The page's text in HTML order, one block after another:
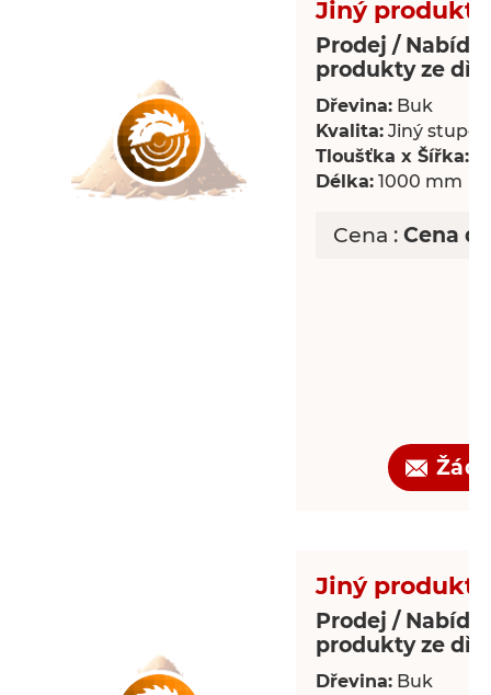
Jiný produkt
Prodej /
produkty ze
Dřevina: Buk
Kvalita: Jiný
Tloušťka x Šířka:
Délka: 1000 mm
Cena : Cena
Jiný produkt
Prodej /
produkty ze
Dřevina: Buk